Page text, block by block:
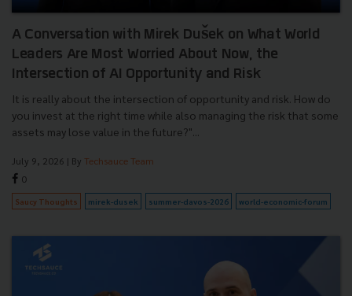
A Conversation with Mirek Dušek on What World
Leaders Are Most Worried About Now, the
Intersection of AI Opportunity and Risk
It is really about the intersection of opportunity and risk. How do
you invest at the right time while also managing the risk that some
assets may lose value in the future?"...
July 9, 2026 | By Techsauce Team
0
Saucy Thoughts mirek-dusek summer-davos-2026 world-economic-forum